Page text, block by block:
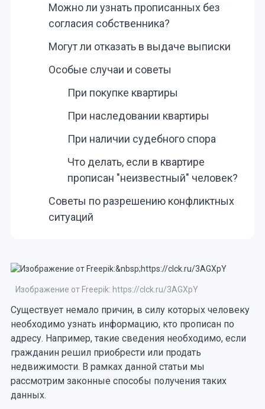
Можно ли узнать прописанных без
согласия собственника?
Могут ли отказать в выдаче выписки
Особые случаи и советы
При покупке квартиры
При наследовании квартиры
При наличии судебного спора
Что делать, если в квартире
прописан "неизвестный" человек?
Советы по разрешению конфликтных
ситуаций
Изображение от Freepik: https://clck.ru/3AGXpY
Существует немало причин, в силу которых человеку
необходимо узнать информацию, кто прописан по
адресу. Например, такие сведения необходимо, если
гражданин решил приобрести или продать
недвижимости. В рамках данной статьи мы
рассмотрим законные способы получения таких
данных.